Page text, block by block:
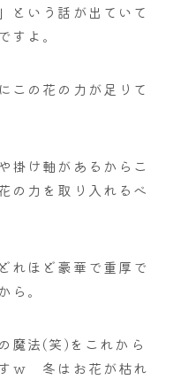
という話が出ていて
すよ。
この花の力が足りて
掛け軸があるからこ
の力を取り入れるべ
れほど豪華で重厚で
ら。
魔法(笑)をこれから
ｗ 冬はお花が枯れ